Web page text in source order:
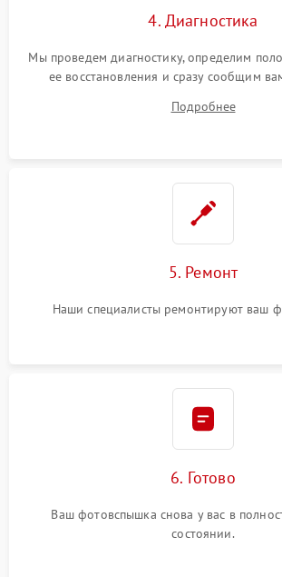
4. Диагностика
Мы проведем диагностику, определим
ее восстановления и сразу сообщим
Подробнее
5. Ремонт
Наши специалисты ремонтируют ваш
6. Готово
Ваш фотовспышка снова у вас в
состоянии.